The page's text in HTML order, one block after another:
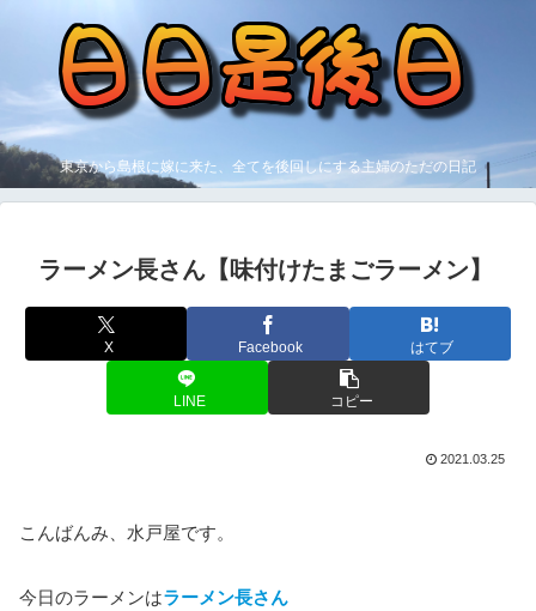
東京から島根に嫁に来た、全てを後回しにする主婦のただの日記
ラーメン長さん【味付けたまごラーメン】
X Facebook はてブ
LINE コピー
2021.03.25
こんばんみ、水戸屋です。
今日のラーメンはラーメン長さん